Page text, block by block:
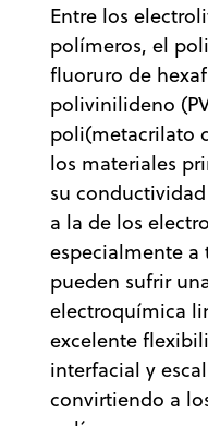
Entre los
polímeros, el
fluoruro de
polivinilideno
poli(metacrilato
los materiales
su
a la de los
especialmente
pueden sufrir
electroquímica
excelente
interfacial y
convirtiendo a